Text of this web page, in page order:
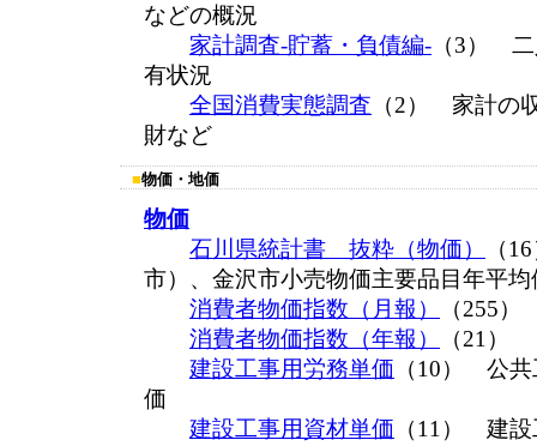
などの概況
家計調査-貯蓄・負債編- （3）
有状況
全国消費実態調査 （2） 家計の
財など
■物価・地価
物価
石川県統計書 抜粋（物価）
（
市）、金沢市小売物価主要品目年平均
消費者物価指数（月報）
（255
消費者物価指数（年報）
（21）
建設工事用労務単価 （10） 公
価
建設工事用資材単価 （11） 建